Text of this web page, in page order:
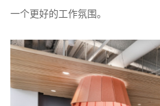
一个更好的工作氛围。